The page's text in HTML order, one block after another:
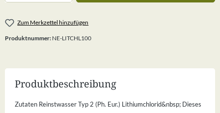
Zum Merkzettel hinzufügen
Produktnummer: NE-LITCHL100
Produktbeschreibung
Zutaten Reinstwasser Typ 2 (Ph. Eur.) Lithiumchlorid&nbsp; Dieses